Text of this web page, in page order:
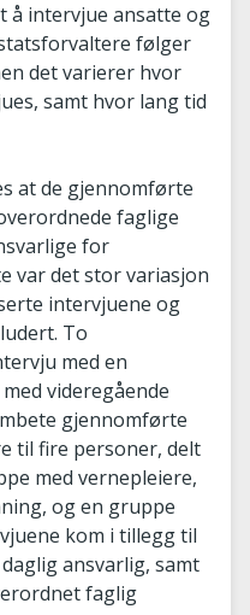
å intervjue ansatte og
følger
det varierer hvor
samt hvor lang tid
at de gjennomførte
faglige
for
var det stor variasjon
intervjuene og
To
med en
videregående
gjennomførte
til fire personer, delt
med vernepleiere,
og en gruppe
kom i tillegg til
ansvarlig, samt
faglig